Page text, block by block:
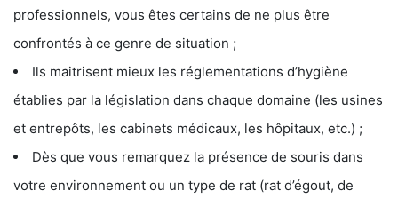
professionnels, vous êtes certains de ne plus être
confrontés à ce genre de situation ;
Ils maitrisent mieux les réglementations d’hygiène
établies par la législation dans chaque domaine (les usines
et entrepôts, les cabinets médicaux, les hôpitaux, etc.) ;
Dès que vous remarquez la présence de souris dans
votre environnement ou un type de rat (rat d’égout, de